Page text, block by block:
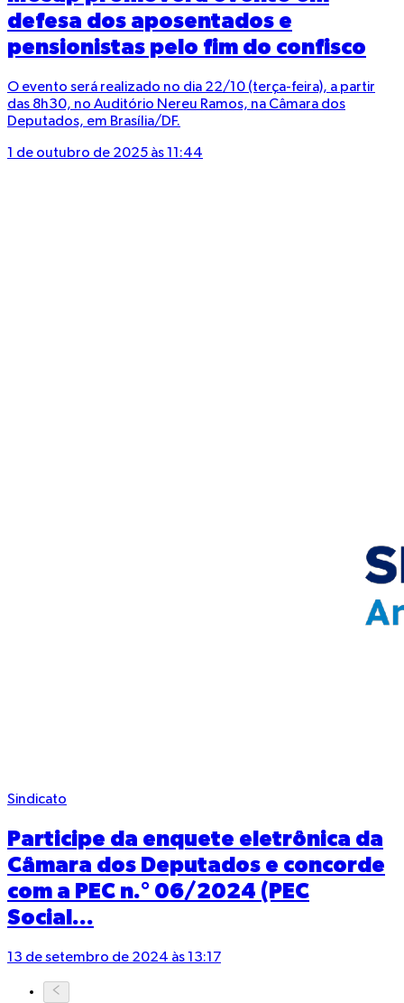
defesa dos aposentados e
pensionistas pelo fim do confisco
O evento será realizado no dia 22/10 (terça-feira), a partir
das 8h30, no Auditório Nereu Ramos, na Câmara dos
Deputados, em Brasília/DF.
1 de outubro de 2025 às 11:44
Sindicato
Participe da enquete eletrônica da
Câmara dos Deputados e concorde
com a PEC n.° 06/2024 (PEC
Social...
13 de setembro de 2024 às 13:17